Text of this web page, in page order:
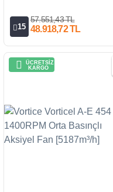
15
57.551,43 TL
48.918,72 TL
ÜCRETSİZ
KARGO